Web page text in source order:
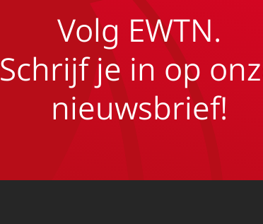
Volg EWTN.
Schrijf je in op
nieuwsbrief!